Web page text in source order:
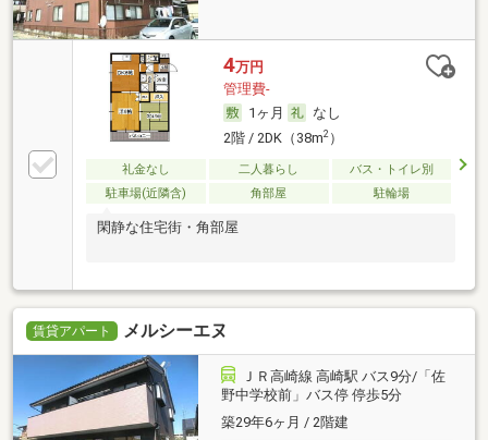
4万円
管理費-
1ヶ月
なし
2階 / 2DK（38m2）
礼金なし 二人暮らし
バス・トイレ別
駐車場(近隣含)
角部屋 駐輪場
閑静な住宅街・角部屋
賃貸アパート メルシーエヌ
ＪＲ高崎線 高崎駅 バス9分/「佐
野中学校前」バス停 停歩5分
築29年6ヶ月 / 2階建